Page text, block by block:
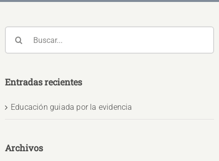
Entradas recientes
Educación guiada por la evidencia
Archivos